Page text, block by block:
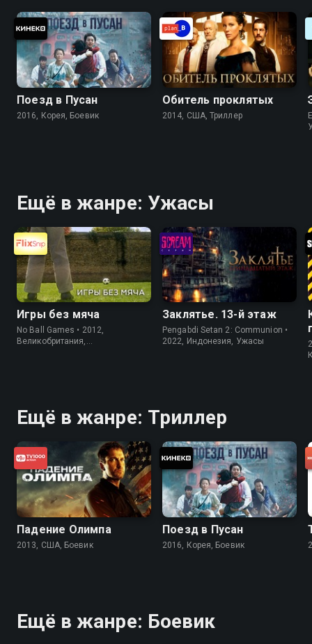
Поезд в Пусан
2016, Корея, Боевик
Обитель проклятых
2014, США, Триллер
Ещё в жанре: Ужасы
Игры без мяча
No Ball Games • 2012,
Великобритания,
Заклятье. 13-й этаж
Pengabdi Setan 2: Communion •
2022, Индонезия, Ужасы
Ещё в жанре: Триллер
Падение Олимпа
2013, США, Боевик
Поезд в Пусан
2016, Корея, Боевик
Ещё в жанре: Боевик